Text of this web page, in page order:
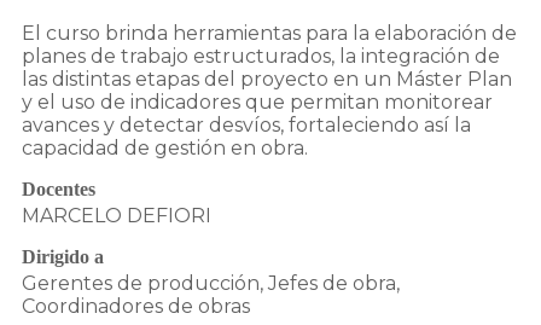
El curso brinda herramientas para la elaboración de
planes de trabajo estructurados, la integración de
las distintas etapas del proyecto en un Máster Plan
y el uso de indicadores que permitan monitorear
avances y detectar desvíos, fortaleciendo así la
capacidad de gestión en obra.
Docentes
MARCELO DEFIORI
Dirigido a
Gerentes de producción, Jefes de obra,
Coordinadores de obras